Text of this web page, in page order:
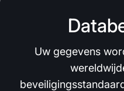
Uw gegevens